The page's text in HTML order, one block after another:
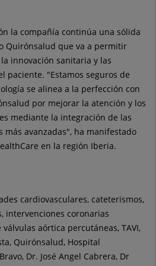
la compañía continúa una sólida
Quirónsalud que va a permitir
innovación sanitaria y las
paciente. "Estamos seguros de
se alinea a la perfección con
por mejorar la atención y los
mediante la integración de las
más avanzadas", ha manifestado
en la región Iberia.
cardiovasculares, cateterismos,
intervenciones coronarias
aórtica percutáneas, TAVI,
Quirónsalud, Hospital
Dr. José Angel Cabrera, Dr